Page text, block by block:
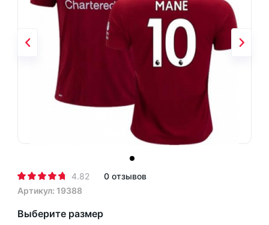
4.82
0 отзывов
Артикул: 19388
Выберите размер